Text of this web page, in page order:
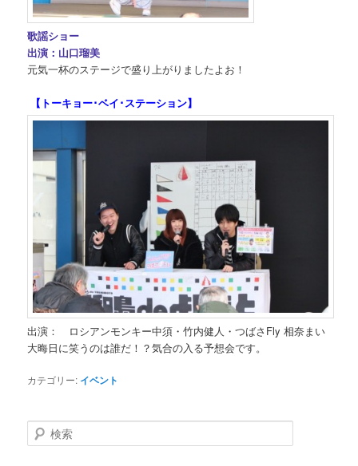
歌謡ショー
出演：山口瑠美
元気一杯のステージで盛り上がりましたよお！
【トーキョー･ベイ･ステーション】
出演： ロシアンモンキー中須・竹内健人・つばさFly 相奈まい
大晦日に笑うのは誰だ！？気合の入る予想会です。
カテゴリー: イベント
検索